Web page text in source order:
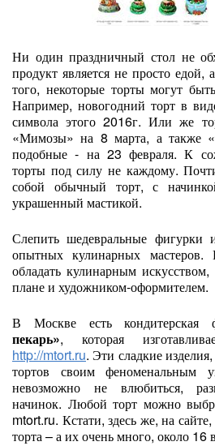
Ни один праздничный стол не
продукт является не просто едой,
того, некоторые торты могут
Например, новогодний торт в
символа этого 2016г. Или же
«Мимозы» на 8 марта, а также
подобные - на 23 февраля. К
торты под силу не каждому.
собой обычный торт, с
украшенный мастикой.
Слепить шедевральные
опытных кулинарных мастеров.
обладать кулинарным
плане и художником-оформителем.
В Москве есть кондитерская
пекарь», которая
http://mtort.ru. Эти сладкие
тортов своим феноменальным
невозможно не влюбиться,
начинок. Любой торт можно
mtort.ru. Кстати, здесь же, на
торта – а их очень много, около 16